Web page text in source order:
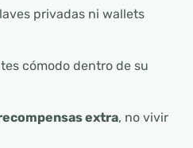
privadas ni wallets
cómodo dentro de su
extra, no vivir